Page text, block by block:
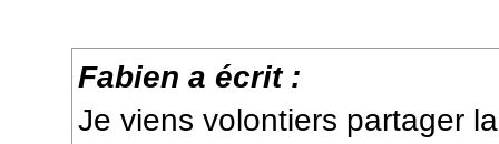
Fabien a écrit :
Je viens volontiers partager